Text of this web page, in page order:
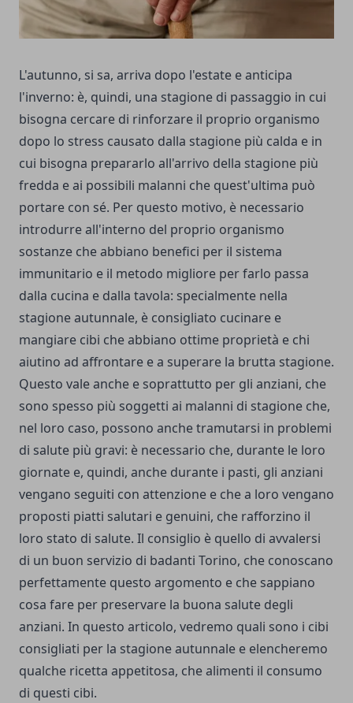
L'autunno, si sa, arriva dopo l'estate e anticipa
l'inverno: è, quindi, una stagione di passaggio in cui
bisogna cercare di rinforzare il proprio organismo
dopo lo stress causato dalla stagione più calda e in
cui bisogna prepararlo all'arrivo della stagione più
fredda e ai possibili malanni che quest'ultima può
portare con sé. Per questo motivo, è necessario
introdurre all'interno del proprio organismo
sostanze che abbiano benefici per il sistema
immunitario e il metodo migliore per farlo passa
dalla cucina e dalla tavola: specialmente nella
stagione autunnale, è consigliato cucinare e
mangiare cibi che abbiano ottime proprietà e chi
aiutino ad affrontare e a superare la brutta stagione.
Questo vale anche e soprattutto per gli anziani, che
sono spesso più soggetti ai malanni di stagione che,
nel loro caso, possono anche tramutarsi in problemi
di salute più gravi: è necessario che, durante le loro
giornate e, quindi, anche durante i pasti, gli anziani
vengano seguiti con attenzione e che a loro vengano
proposti piatti salutari e genuini, che rafforzino il
loro stato di salute. Il consiglio è quello di avvalersi
di un buon servizio di badanti Torino, che conoscano
perfettamente questo argomento e che sappiano
cosa fare per preservare la buona salute degli
anziani. In questo articolo, vedremo quali sono i cibi
consigliati per la stagione autunnale e elencheremo
qualche ricetta appetitosa, che alimenti il consumo
di questi cibi.